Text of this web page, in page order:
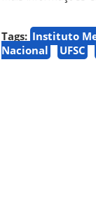
Tags: Instituto
Nacional
UFSC